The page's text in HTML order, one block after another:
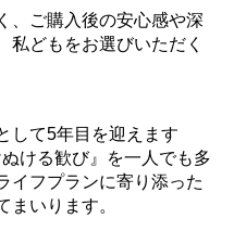
、ご購入後の安心感や深
私どもをお選びいただく
して5年目を迎えます
ける歓び』を一人でも多
イフプランに寄り添った
まいります。